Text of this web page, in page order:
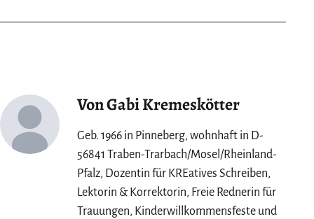
Von Gabi Kremeskötter
Geb. 1966 in Pinneberg, wohnhaft in D-
56841 Traben-Trarbach/Mosel/Rheinland-
Pfalz, Dozentin für KREatives Schreiben,
Lektorin & Korrektorin, Freie Rednerin für
Trauungen, Kinderwillkommensfeste und